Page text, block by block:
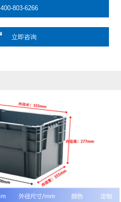
400-803-6266
立即咨询